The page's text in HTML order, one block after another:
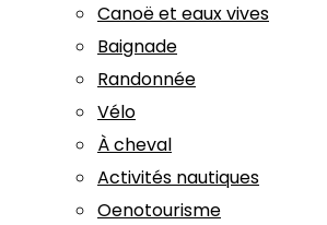
Canoë et eaux vives
Baignade
Randonnée
Vélo
À cheval
Activités nautiques
Oenotourisme